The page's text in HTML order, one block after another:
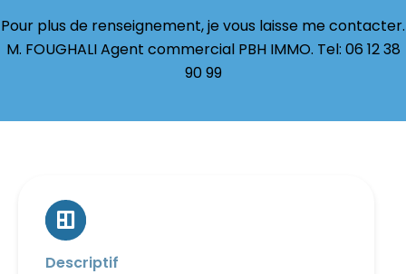
Pour plus de renseignement, je vous laisse me contacter.
M. FOUGHALI Agent commercial PBH IMMO. Tel: 06 12 38
90 99
Descriptif